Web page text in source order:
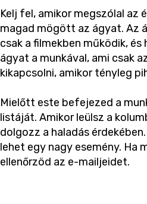
Kelj fel, amikor megszólal az
magad mögött az ágyat. Az
csak a filmekben működik,
ágyat a munkával, ami csak
kikapcsolni, amikor tényleg
Mielőtt este befejezed a
listáját. Amikor leülsz a
dolgozz a haladás
lehet egy nagy esemény. Ha
ellenőrzöd az e-mailjeidet.